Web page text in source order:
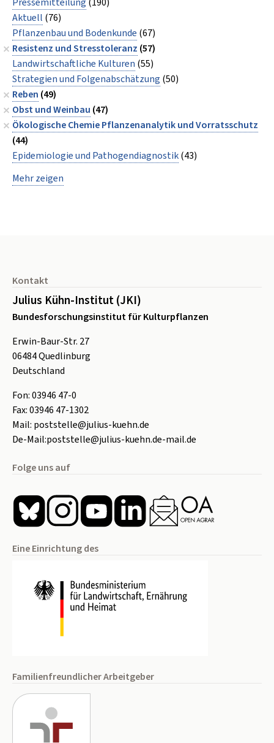
Aktuell (76)
Pflanzenbau und Bodenkunde (67)
Resistenz und Stresstoleranz (57)
Landwirtschaftliche Kulturen (55)
Strategien und Folgenabschätzung (50)
Reben (49)
Obst und Weinbau (47)
Ökologische Chemie Pflanzenanalytik und Vorratsschutz
(44)
Epidemiologie und Pathogendiagnostik(43)
Mehr zeigen
Kontakt
Julius Kühn-Institut (JKI)
Bundesforschungsinstitut für Kulturpflanzen
Erwin-Baur-Str. 27
06484Quedlinburg
Deutschland
Fon:03946 47-0
Fax:03946 47-1302
Mail: poststelle@julius-kuehn.de
De-Mail:poststelle@julius-kuehn.de-mail.de
Folge uns auf
Eine Einrichtung des
Familienfreundlicher Arbeitgeber